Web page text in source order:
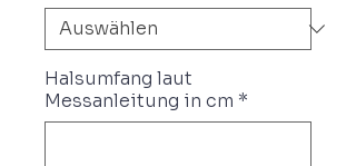
Halsumfang laut
Messanleitung in cm *